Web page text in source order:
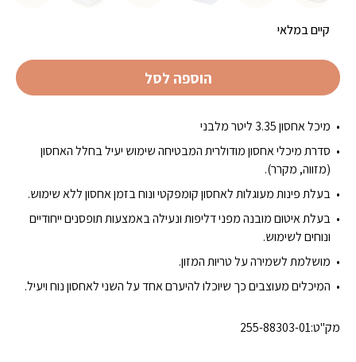
מיכל אחסון 3.35 ליטר מלבני
סדרת מיכלי אחסון מודולרית המבטיחה שימוש יעיל בחלל האחסון
(מזווה, מקרר).
בעלת פינות מעוגלות לאחסון קומפקטי ונוח בזמן אחסון ללא שימוש.
בעלת איטום מובנה מפני דליפות ונעילה באמצעות תופסנים ייחודיים
ונוחים לשימוש.
מושלמת לשמירה על טריות המזון.
המיכלים מעוצבים כך שיוכלו להיערם אחד על השני לאחסון נוח ויעיל.
מק"ט:255-88303-01
קיים במלאי
הוספה לסל